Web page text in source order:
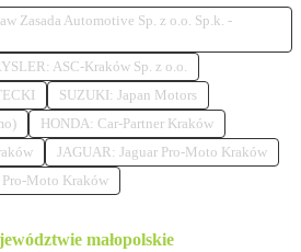
Zasada Automotive Sp. z o.o. Sp.k. -
ASC-Kraków Sp. z o.o.
SUZUKI: Japan Motors
HONDA: Car-Partner Kraków
JAGUAR: Jaguar Pro-Moto Kraków
Moto Kraków
małopolskie